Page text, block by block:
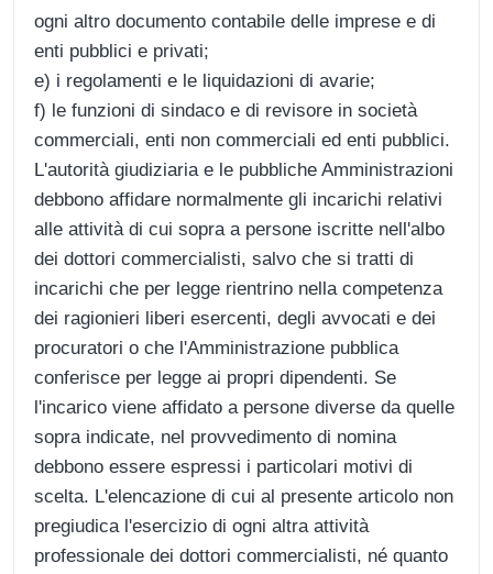
ogni altro documento contabile delle imprese e di
enti pubblici e privati;
e) i regolamenti e le liquidazioni di avarie;
f) le funzioni di sindaco e di revisore in società
commerciali, enti non commerciali ed enti pubblici.
L'autorità giudiziaria e le pubbliche Amministrazioni
debbono affidare normalmente gli incarichi relativi
alle attività di cui sopra a persone iscritte nell'albo
dei dottori commercialisti, salvo che si tratti di
incarichi che per legge rientrino nella competenza
dei ragionieri liberi esercenti, degli avvocati e dei
procuratori o che l'Amministrazione pubblica
conferisce per legge ai propri dipendenti. Se
l'incarico viene affidato a persone diverse da quelle
sopra indicate, nel provvedimento di nomina
debbono essere espressi i particolari motivi di
scelta. L'elencazione di cui al presente articolo non
pregiudica l'esercizio di ogni altra attività
professionale dei dottori commercialisti, né quanto